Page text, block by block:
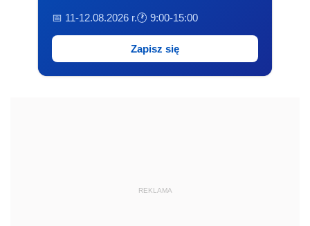
📅 11-12.08.2026 r.🕐 9:00-15:00
Zapisz się
REKLAMA